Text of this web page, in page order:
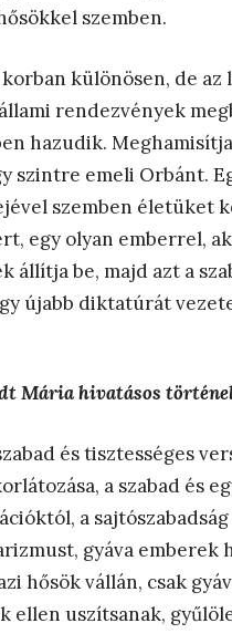
szemben.
különösen, de az
rendezvények
hazudik.
szintre emeli Orbánt.
szemben életüket
egy olyan emberrel,
állítja be, majd azt a
újabb diktatúrát
Mária hivatásos
és tisztességes
a szabad és
a
gyáva
hősök vállán, csak
ellen uszítsanak,